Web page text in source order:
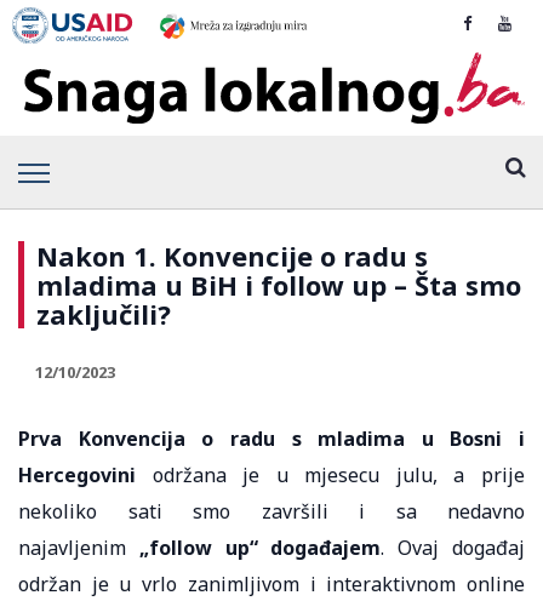
Nakon 1. Konvencije o radu s
mladima u BiH i follow up – Šta smo
zaključili?
12/10/2023
Prva Konvencija o radu s mladima u Bosni i
Hercegovini održana je u mjesecu julu, a prije
nekoliko sati smo završili i sa nedavno
najavljenim „follow up“ događajem. Ovaj događaj
održan je u vrlo zanimljivom i interaktivnom online